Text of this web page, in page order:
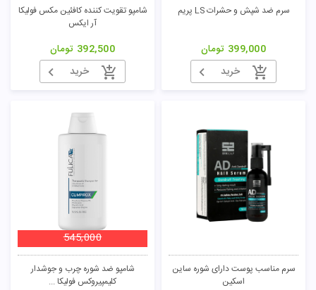
سرم ضد شپش و حشرات LS پریم
399,000 تومان
خرید
شامپو تقویت کننده کافئین مکس فولیکا
آر ایکس
392,500 تومان
خرید
سرم مناسب پوست دارای شوره ساین
اسکین
شامپو ضد شوره چرب و جوشدار
کلیمپیروکس فولیکا ...
545,000